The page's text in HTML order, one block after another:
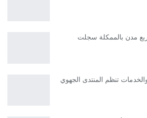
مدن بالممكلة سجلت
تنظم المنتدى الجهوي